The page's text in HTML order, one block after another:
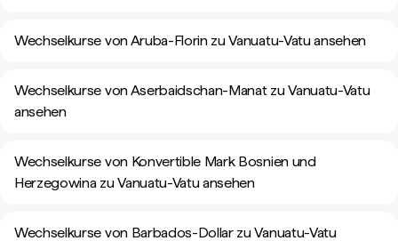
Wechselkurse von Aruba-Florin zu Vanuatu-Vatu ansehen
Wechselkurse von Aserbaidschan-Manat zu Vanuatu-Vatu
ansehen
Wechselkurse von Konvertible Mark Bosnien und
Herzegowina zu Vanuatu-Vatu ansehen
Wechselkurse von Barbados-Dollar zu Vanuatu-Vatu